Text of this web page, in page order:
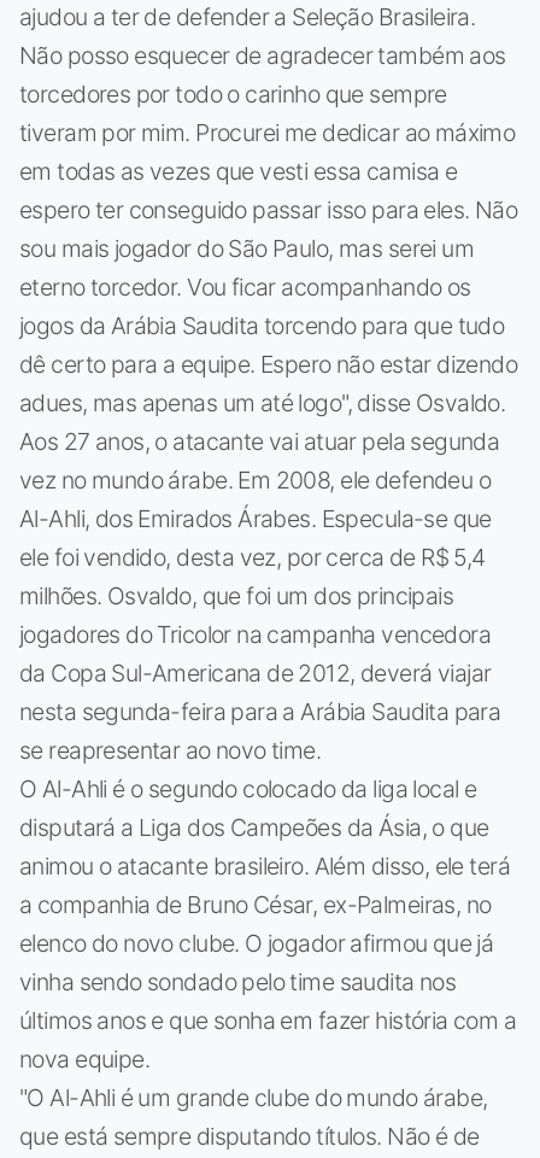
ajudou a ter de defender a Seleção Brasileira.
Não posso esquecer de agradecer também aos
torcedores por todo o carinho que sempre
tiveram por mim. Procurei me dedicar ao máximo
em todas as vezes que vesti essa camisa e
espero ter conseguido passar isso para eles. Não
sou mais jogador do São Paulo, mas serei um
eterno torcedor. Vou ficar acompanhando os
jogos da Arábia Saudita torcendo para que tudo
dê certo para a equipe. Espero não estar dizendo
adues, mas apenas um até logo", disse Osvaldo.
Aos 27 anos, o atacante vai atuar pela segunda
vez no mundo árabe. Em 2008, ele defendeu o
Al-Ahli, dos Emirados Árabes. Especula-se que
ele foi vendido, desta vez, por cerca de R$ 5,4
milhões. Osvaldo, que foi um dos principais
jogadores do Tricolor na campanha vencedora
da Copa Sul-Americana de 2012, deverá viajar
nesta segunda-feira para a Arábia Saudita para
se reapresentar ao novo time.
O Al-Ahli é o segundo colocado da liga local e
disputará a Liga dos Campeões da Ásia, o que
animou o atacante brasileiro. Além disso, ele terá
a companhia de Bruno César, ex-Palmeiras, no
elenco do novo clube. O jogador afirmou que já
vinha sendo sondado pelo time saudita nos
últimos anos e que sonha em fazer história com a
nova equipe.
"O Al-Ahli é um grande clube do mundo árabe,
que está sempre disputando títulos. Não é de